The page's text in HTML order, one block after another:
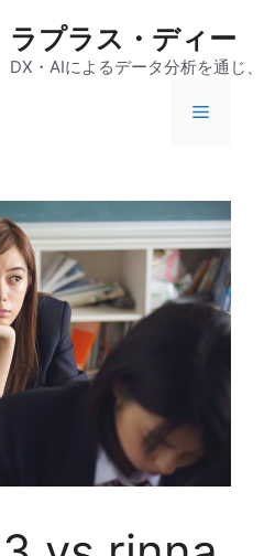
ラプラス・ディー
DX・AIによるデータ分析を通じ
メ
ュ
ー